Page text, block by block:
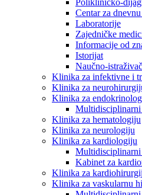
Polikliničko-
Centar za
Laboratorije
Zajedničke
Informacije od
Istorijat
Naučno-
Klinika za infektivne i
Klinika za
Klinika za
Multidisciplinarni
Klinika za hematologiju
Klinika za neurologiju
Klinika za kardiologiju
Multidisciplinarni
Kabinet za
Klinika za
Klinika za vaskularnu